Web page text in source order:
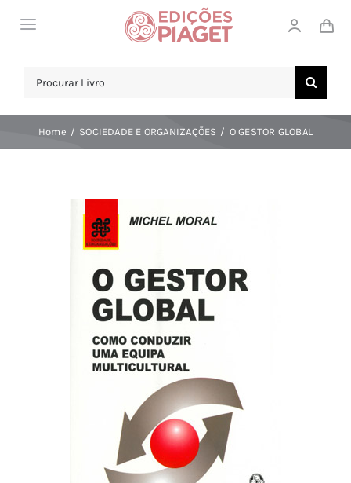
Toggle
Search
Home SOCIEDADE E ORGANIZAÇÕES O GESTOR GLOBAL